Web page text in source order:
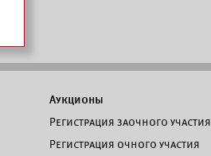
Аукционы
Регистрация заочного участия
Регистрация очного участия